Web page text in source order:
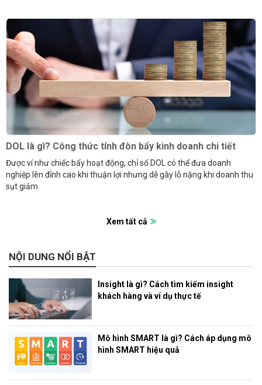
DOL là gì? Công thức tính đòn bẩy kinh doanh chi tiết
Được ví như chiếc bẩy hoạt động, chỉ số DOL có thể đưa doanh
nghiệp lên đỉnh cao khi thuận lợi nhưng dễ gây lỗ nặng khi doanh thu
sụt giảm.
Xem tất cả
NỘI DUNG NỔI BẬT
Insight là gì? Cách tìm kiếm insight
khách hàng và ví dụ thực tế
Mô hình SMART là gì? Cách áp dụng mô
hình SMART hiệu quả